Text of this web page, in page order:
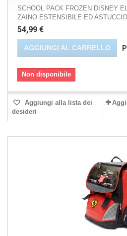
SCHOOL PACK FROZEN DISNEY
ZAINO ESTENSIBILE ED
54,99 €
AGGIUNGI AL CARRELLO
Non disponibile
Aggiungi alla lista dei
desideri